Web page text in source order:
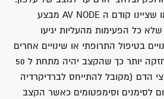
בפרפור עליות למשל כמו שציינו קודם ה AV NODE מבצע
כל הפעימות מהעליות יגיעו
בטיפול התרופתי או שינויים אחרים
יכולה להתבצע חסימה חזקה יותר כך שהקצב יהיה מתחת ל 50
הדם (מקובל להתייחס לברדיקרדיה
לסימנים וסימפטומים כאשר הקצב